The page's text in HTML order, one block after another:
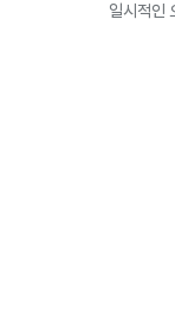
일시적인